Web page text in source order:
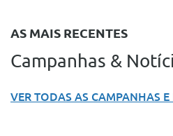
AS MAIS RECENTES
Campanhas &
VER TODAS AS CAMPANHAS